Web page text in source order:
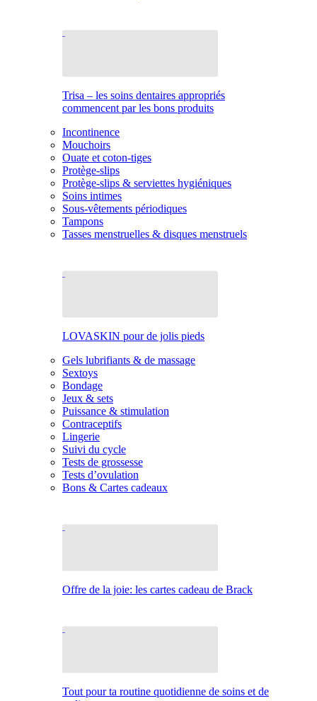
Trisa – les soins dentaires appropriés
commencent par les bons produits
Incontinence
Mouchoirs
Ouate et coton-tiges
Protège-slips
Protège-slips & serviettes hygiéniques
Soins intimes
Sous-vêtements périodiques
Tampons
Tasses menstruelles & disques menstruels
LOVASKIN pour de jolis pieds
Gels lubrifiants & de massage
Sextoys
Bondage
Jeux & sets
Puissance & stimulation
Contraceptifs
Lingerie
Suivi du cycle
Tests de grossesse
Tests d’ovulation
Bons & Cartes cadeaux
Offre de la joie: les cartes cadeau de Brack
Tout pour ta routine quotidienne de soins et de